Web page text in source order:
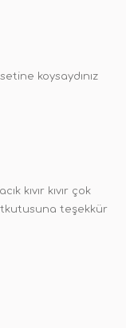
koysaydınız
kıvır kıvır çok
teşekkür